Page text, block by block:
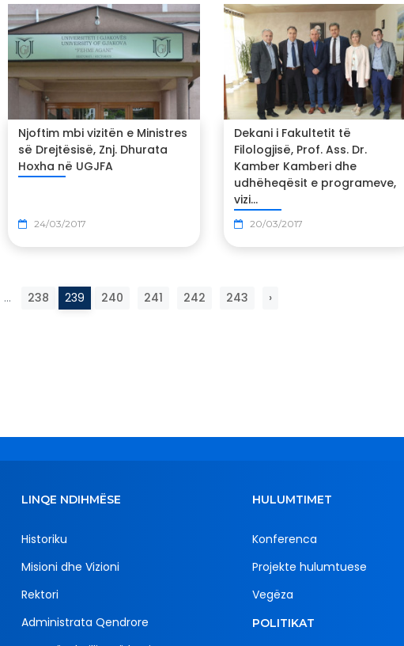
Njoftim mbi vizitën e Ministres
së Drejtësisë, Znj. Dhurata
Hoxha në UGJFA
24/03/2017
Dekani i Fakultetit të
Filologjisë, Prof. Ass. Dr.
Kamber Kamberi dhe
udhëheqësit e programeve,
vizi...
20/03/2017
... 238 239 240 241 242 243 ›
LINQE NDIHMËSE
Historiku
Misioni dhe Vizioni
Rektori
Administrata Qendrore
HULUMTIMET
Konferenca
Projekte hulumtuese
Vegëza
POLITIKAT